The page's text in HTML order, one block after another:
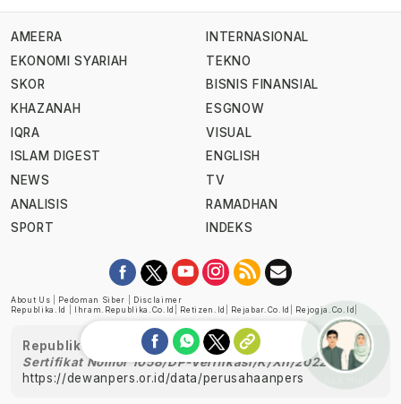
AMEERA
EKONOMI SYARIAH
SKOR
KHAZANAH
IQRA
ISLAM DIGEST
NEWS
ANALISIS
SPORT
INTERNASIONAL
TEKNO
BISNIS FINANSIAL
ESGNOW
VISUAL
ENGLISH
TV
RAMADHAN
INDEKS
About Us Pedoman Siber
Disclaimer
Republika.id
Ihram.republika.co.id Retizen.id Rejabar.co.id Rejogja.co.id
Republika telah diverifikasi oleh Dewan Pers
Sertifikat Nomor 1058/DP-Verifikasi/K/XII/2022
https://dewanpers.or.id/data/perusahaanpers